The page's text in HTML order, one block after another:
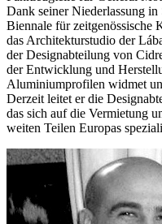
Dank seiner Niederlassung
Biennale für zeitgenössische
das Architekturstudio der
der Designabteilung von
der Entwicklung und
Aluminiumprofilen widmet
Derzeit leitet er die
das sich auf die Vermietung
weiten Teilen Europas